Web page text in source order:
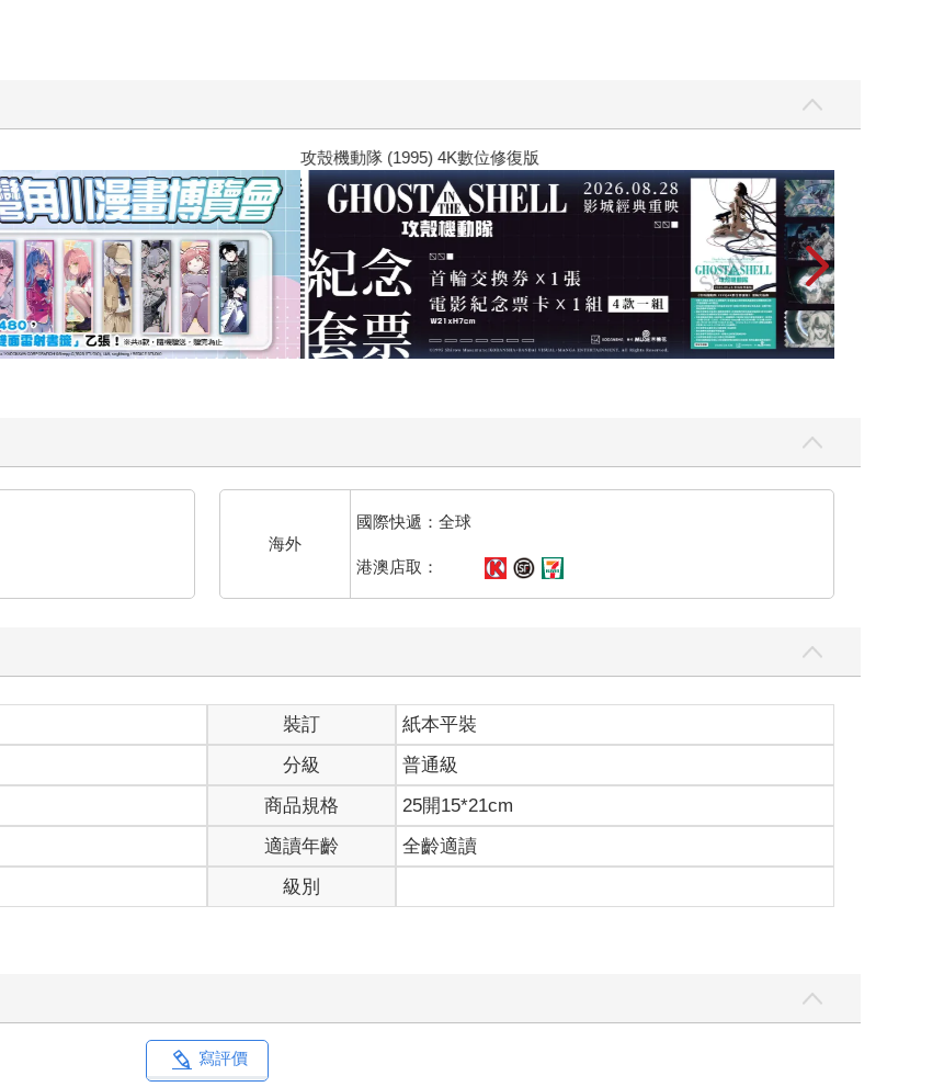
攻殼機動隊 (1995) 4K數位修復版
海外
國際快遞：全球
港澳店取：
裝訂
紙本平裝
分級
普通級
商品規格
25開15*21cm
適讀年齡
全齡適讀
級別
寫評價